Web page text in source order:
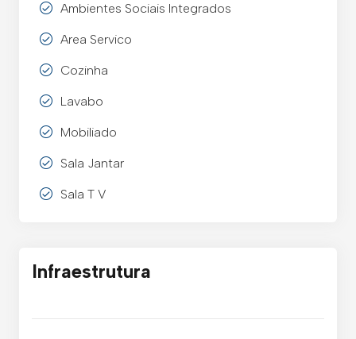
Ambientes Sociais Integrados
Area Servico
Cozinha
Lavabo
Mobiliado
Sala Jantar
Sala T V
Infraestrutura